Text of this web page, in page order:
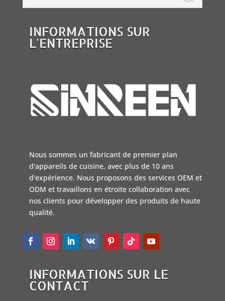
INFORMATIONS SUR
L'ENTREPRISE
Nous sommes un fabricant de premier plan
d'appareils de cuisine, avec plus de 10 ans
d'expérience. Nous proposons des services OEM et
ODM et travaillons en étroite collaboration avec
nos clients pour développer des produits de haute
qualité.
INFORMATIONS SUR LE
CONTACT